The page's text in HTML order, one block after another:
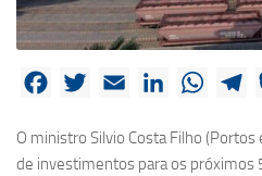
Facebook
Twitter Email LinkedIn
O ministro Silvio Costa Filho
de investimentos para os próximos